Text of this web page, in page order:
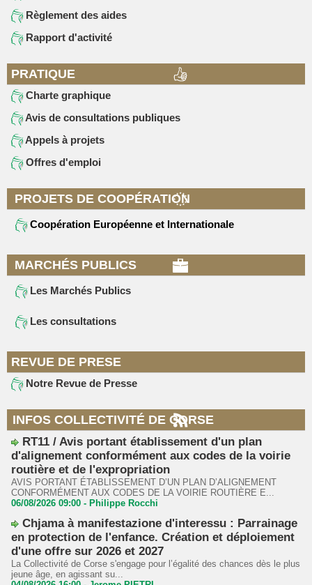
Règlement des aides
Rapport d'activité
PRATIQUE
Charte graphique
Avis de consultations publiques
Appels à projets
Offres d'emploi
PROJETS DE COOPÉRATION
Coopération Européenne et Internationale
MARCHÉS PUBLICS
Les Marchés Publics
Les consultations
REVUE DE PRESE
Notre Revue de Presse
INFOS COLLECTIVITÉ DE CORSE
RT11 / Avis portant établissement d'un plan
d'alignement conformément aux codes de la voirie
routière et de l'expropriation
AVIS PORTANT ÉTABLISSEMENT D’UN PLAN D’ALIGNEMENT
CONFORMÉMENT AUX CODES DE LA VOIRIE ROUTIÈRE E...
06/08/2026 09:00 - Philippe Rocchi
Chjama à manifestazione d'interessu : Parrainage
en protection de l'enfance. Création et déploiement
d'une offre sur 2026 et 2027
La Collectivité de Corse s'engage pour l’égalité des chances dès le plus
jeune âge, en agissant su...